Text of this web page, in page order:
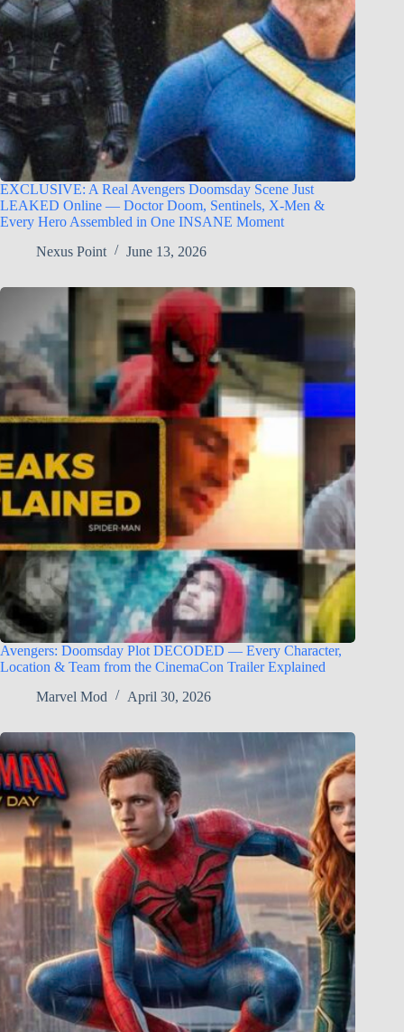
EXCLUSIVE: A Real Avengers Doomsday Scene Just
LEAKED Online — Doctor Doom, Sentinels, X-Men &
Every Hero Assembled in One INSANE Moment
Nexus Point
June 13, 2026
Avengers: Doomsday Plot DECODED — Every Character,
Location & Team from the CinemaCon Trailer Explained
Marvel Mod
April 30, 2026